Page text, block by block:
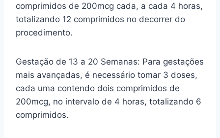
comprimidos de 200mcg cada, a cada 4 horas,
totalizando 12 comprimidos no decorrer do
procedimento.
Gestação de 13 a 20 Semanas: Para gestações
mais avançadas, é necessário tomar 3 doses,
cada uma contendo dois comprimidos de
200mcg, no intervalo de 4 horas, totalizando 6
comprimidos.